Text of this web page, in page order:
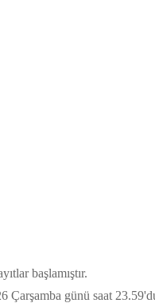
başlamıştır.
Çarşamba günü saat